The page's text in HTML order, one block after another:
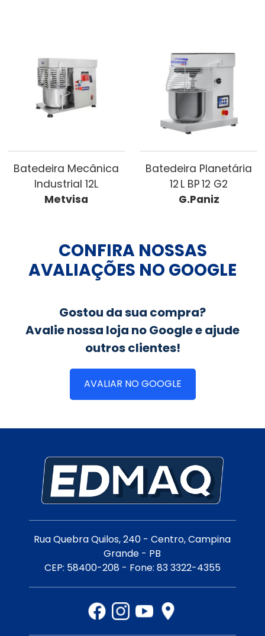
Batedeira Mecânica
Industrial 12L
Metvisa
Batedeira Planetária
12 L BP 12 G2
G.Paniz
CONFIRA NOSSAS
AVALIAÇÕES NO GOOGLE
Gostou da sua compra?
Avalie nossa loja no Google e ajude
outros clientes!
AVALIAR NO GOOGLE
Rua Quebra Quilos, 240 - Centro, Campina
Grande - PB
CEP: 58400-208 - Fone: 83 3322-4355